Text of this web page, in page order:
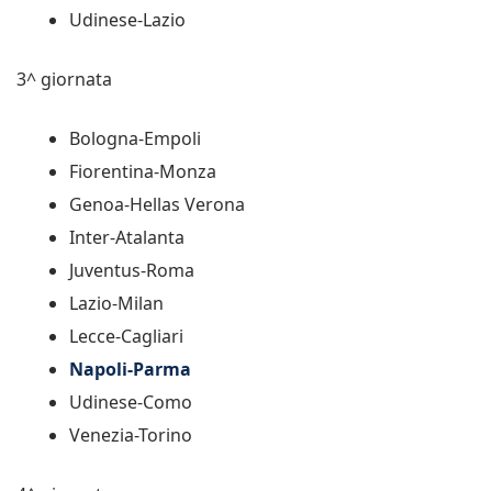
Udinese-Lazio
3^ giornata
Bologna-Empoli
Fiorentina-Monza
Genoa-Hellas Verona
Inter-Atalanta
Juventus-Roma
Lazio-Milan
Lecce-Cagliari
Napoli-Parma
Udinese-Como
Venezia-Torino